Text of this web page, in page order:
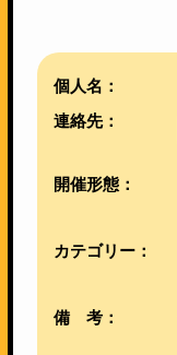
個人名：
連絡先：
開催形態：
カテゴリー：
備 考：